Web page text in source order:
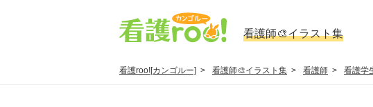
看護師🎨イラスト集
看護roo![カンゴルー] 看護師🎨イラスト集 看護師 看護学